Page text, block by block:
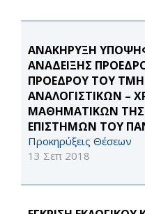
ΑΝΑΚΗΡΥΞΗ
ΑΝΑΔΕΙΞΗΣ
ΠΡΟΕΔΡΟΥ ΤΟΥ
ΑΝΑΛΟΓΙΣΤΙΚΩΝ –
ΜΑΘΗΜΑΤΙΚΩΝ ΤΗΣ
ΕΠΙΣΤΗΜΩΝ ΤΟΥ
Προκηρύξεις Θέσεων
13 Σεπ 2018